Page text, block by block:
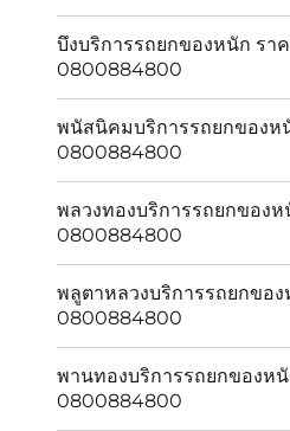
บึงบริการรถยกของหนัก รา
0800884800
พนัสนิคมบริการรถยกของห
0800884800
พลวงทองบริการรถยกของ
0800884800
พลูตาหลวงบริการรถยกขอ
0800884800
พานทองบริการรถยกของห
0800884800